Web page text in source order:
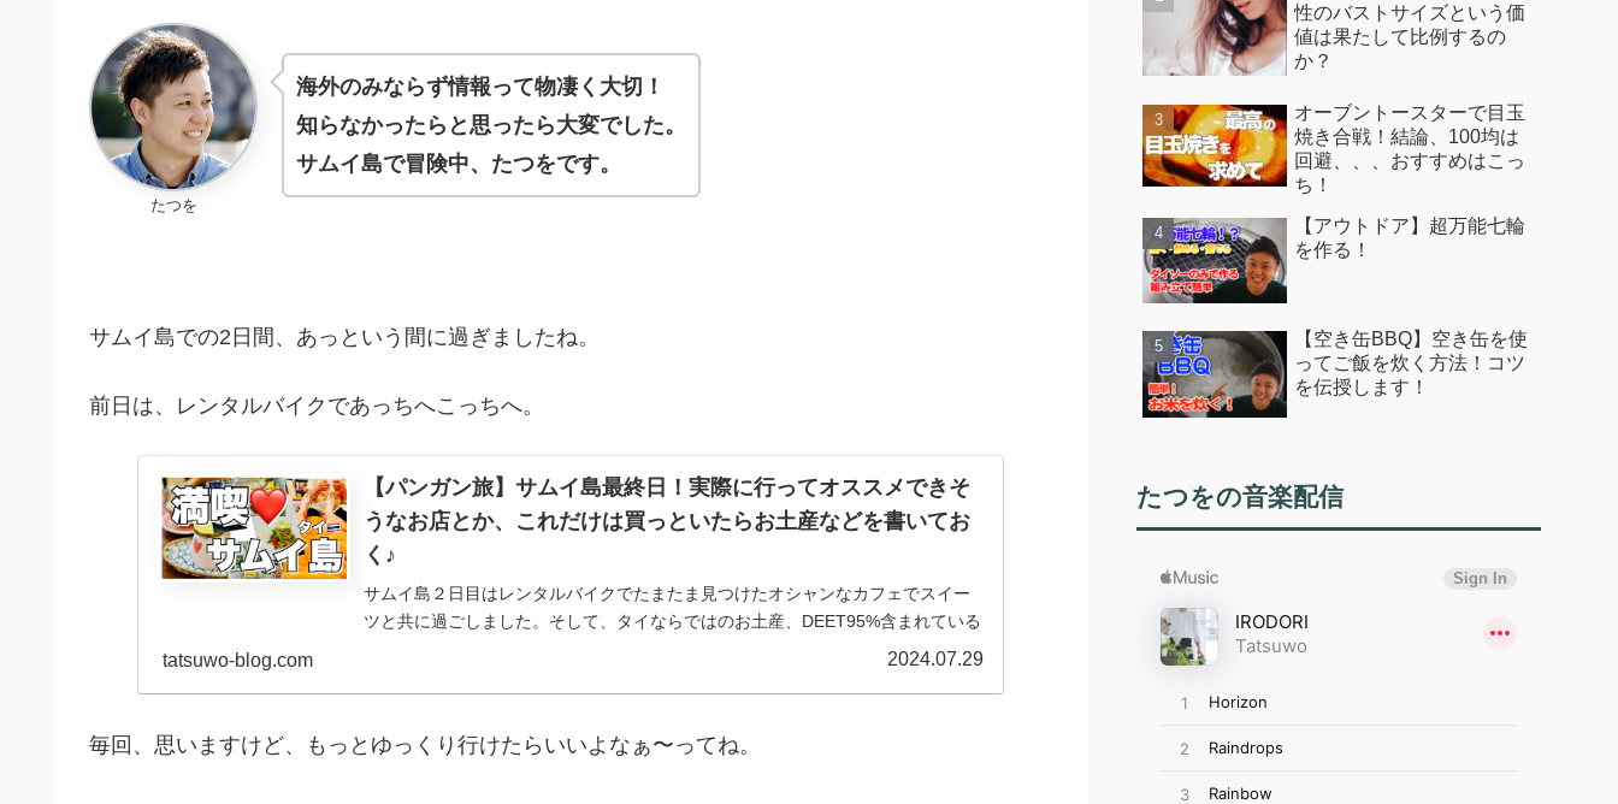
たつを
海外のみならず情報って物凄く大切！
知らなかったらと思ったら大変でした。
サムイ島で冒険中、たつをです。
サムイ島での2日間、あっという間に過ぎましたね。
前日は、レンタルバイクであっちへこっちへ。
【パンガン旅】サムイ島最終日！実際に行ってオススメできそ
うなお店とか、これだけは買っといたらお土産などを書いてお
く♪
サムイ島２日目はレンタルバイクでたまたま見つけたオシャンなカフェでスイー
ツと共に過ごしました。そして、タイならではのお土産、DEET95%含まれている
謎の蚊除け。さらには、口コミでの評価が高いレストランや安いマッサージのお
tatsuwo-blog.com 2024.07.29
毎回、思いますけど、もっとゆっくり行けたらいいよなぁ〜ってね。
性のバストサイズという価
値は果たして比例するの
か？
オーブントースターで目玉
焼き合戦！結論、100均は
回避、、、おすすめはこっ
ち！
【アウトドア】超万能七輪
を作る！
【空き缶BBQ】空き缶を使
ってご飯を炊く方法！コツ
を伝授します！
たつをの音楽配信